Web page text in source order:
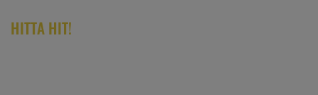
HITTA HIT!